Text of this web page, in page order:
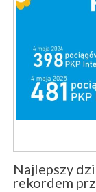
Najlepszy
rekordem